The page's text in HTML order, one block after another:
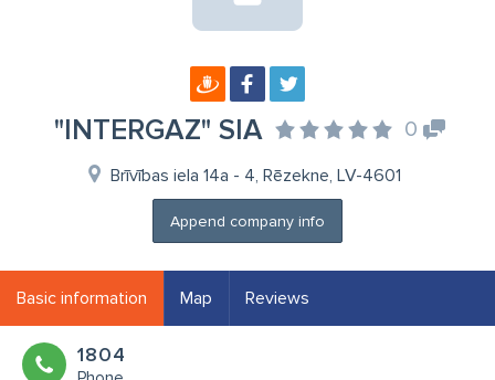
"INTERGAZ" SIA 0
Brīvības iela 14a - 4, Rēzekne, LV-4601
Append company info
Basic information Map Reviews
1804